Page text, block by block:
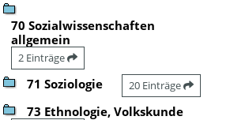
70 Sozialwissenschaften
allgemein
2 Einträge
71 Soziologie 20 Einträge
73 Ethnologie, Volkskunde